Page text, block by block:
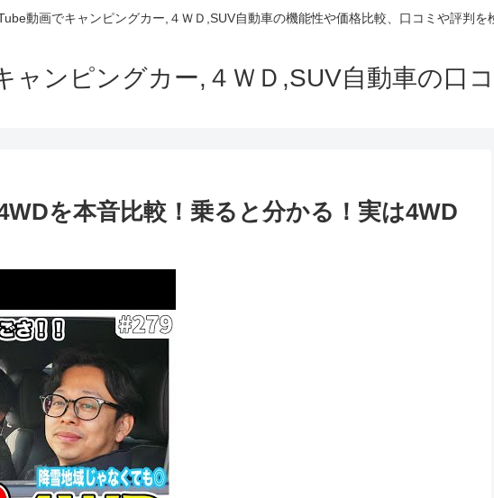
動画でキャンピングカー,４ＷＤ,SUV自動車の機能性や価格比較、口コミや評判を
ャンピングカー,４ＷＤ,SUV自動車の口
を本音比較！乗ると分かる！実は4WD